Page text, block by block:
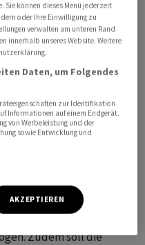
zwei mehr als
bei denen jeweils
waren. Verdi hatte
nach
als unzureichend
nach der jüngsten
unterbreitet. «Wir
auf Verdi
einmal verbessertes
Im Detail würde
Zudem soll die
Sie können dieses Menü jederzeit
oder Ihre Einwilligung zu
verwalten am unteren Rand
innerhalb unseres Website. Weitere
Daten, um Folgendes
zur Identifikation
Informationen auf einem Endgerät.
von Werbeleistung und der
sowie Entwicklung und
AKZEPTIEREN